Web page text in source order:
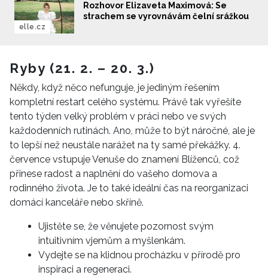
NEWSLETTER
Rozhovor Elizaveta Maximová: Se
strachem se vyrovnávám čelní srážkou
elle.cz
Ryby (21. 2. – 20. 3.)
Někdy, když něco nefunguje, je jediným řešením
kompletní restart celého systému. Právě tak vyřešíte
tento týden velký problém v práci nebo ve svých
každodenních rutinách. Ano, může to být náročné, ale je
to lepší než neustále narážet na ty samé překážky. 4.
července vstupuje Venuše do znamení Blíženců, což
přinese radost a naplnění do vašeho domova a
rodinného života. Je to také ideální čas na reorganizaci
domácí kanceláře nebo skříně.
Ujistěte se, že věnujete pozornost svým
intuitivním vjemům a myšlenkám.
Vydejte se na klidnou procházku v přírodě pro
inspiraci a regeneraci.